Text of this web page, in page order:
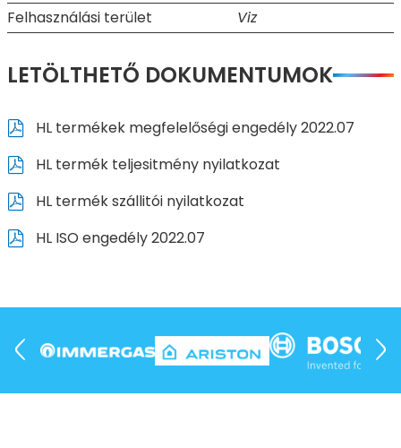
Felhasználási terület
Viz
LETÖLTHETŐ DOKUMENTUMOK
HL termékek megfelelőségi engedély 2022.07
HL termék teljesitmény nyilatkozat
HL termék szállitói nyilatkozat
HL ISO engedély 2022.07